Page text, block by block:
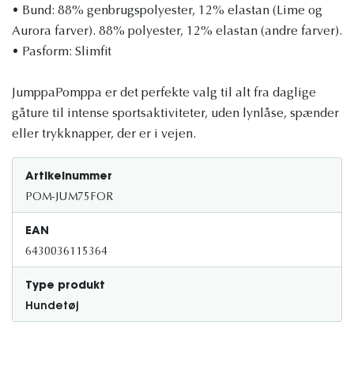
• Bund: 88% genbrugspolyester, 12% elastan (Lime og
Aurora farver). 88% polyester, 12% elastan (andre farver).
• Pasform: Slimfit
JumppaPomppa er det perfekte valg til alt fra daglige
gåture til intense sportsaktiviteter, uden lynlåse, spænder
eller trykknapper, der er i vejen.
Artikelnummer
POM-JUM75FOR
EAN
6430036115364
Type produkt
Hundetøj